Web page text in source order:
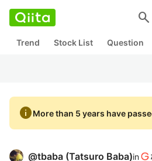
search
Trend Stock List Question
infoMore than 5 years have
@tbaba (Tatsuro Baba)in